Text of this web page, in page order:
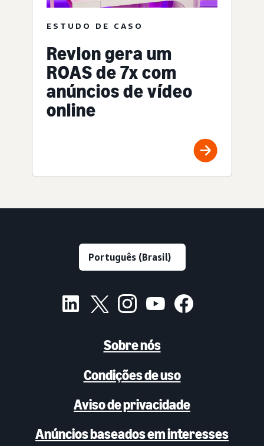
ESTUDO DE CASO
Revlon gera um
ROAS de 7x com
anúncios de vídeo
online
Sobre nós
Condições de uso
Aviso de privacidade
Anúncios baseados em interesses